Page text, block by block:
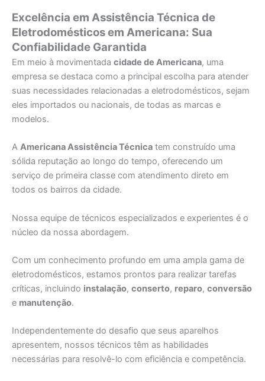
Excelência em Assistência Técnica de
Eletrodomésticos em Americana: Sua
Confiabilidade Garantida
Em meio à movimentada cidade de Americana, uma
empresa se destaca como a principal escolha para atender
suas necessidades relacionadas a eletrodomésticos, sejam
eles importados ou nacionais, de todas as marcas e
modelos.
A Americana Assistência Técnica tem construído uma
sólida reputação ao longo do tempo, oferecendo um
serviço de primeira classe com atendimento direto em
todos os bairros da cidade.
Nossa equipe de técnicos especializados e experientes é o
núcleo da nossa abordagem.
Com um conhecimento profundo em uma ampla gama de
eletrodomésticos, estamos prontos para realizar tarefas
críticas, incluindo instalação, conserto, reparo, conversão
e manutenção.
Independentemente do desafio que seus aparelhos
apresentem, nossos técnicos têm as habilidades
necessárias para resolvê-lo com eficiência e competência.